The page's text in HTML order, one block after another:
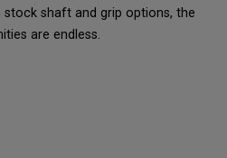
stock shaft and grip options, the
are endless.